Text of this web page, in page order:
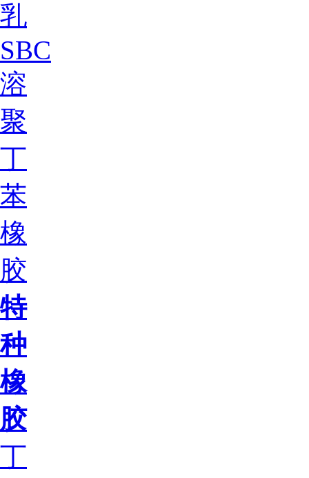
乳
SBC
溶
聚
丁
苯
橡
胶
特
种
橡
胶
丁